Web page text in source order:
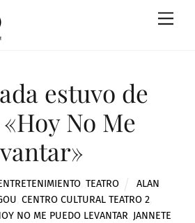
estuvo de
No Me
, TEATRO
ALAN
,CENTRO CULTURAL TEATRO 2
NO ME PUEDO LEVANTAR JANNETE